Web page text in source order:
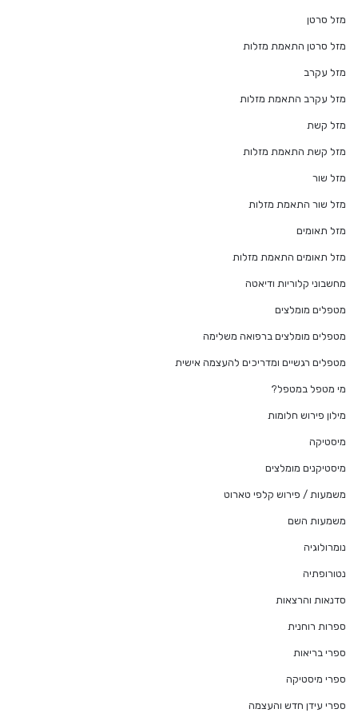
מזל סרטן
מזל סרטן התאמת מזלות
מזל עקרב
מזל עקרב התאמת מזלות
מזל קשת
מזל קשת התאמת מזלות
מזל שור
מזל שור התאמת מזלות
מזל תאומים
מזל תאומים התאמת מזלות
מחשבוני קלוריות ודיאטה
מטפלים מומלצים
מטפלים מומלצים ברפואה משלימה
מטפלים רגשיים ומדריכים להעצמה אישית
מי מטפל במטפל?
מילון פירוש חלומות
מיסטיקה
מיסטיקנים מומלצים
משמעות / פירוש קלפי טארוט
משמעות השם
נומרולוגיה
נטורופתיה
סדנאות והרצאות
ספרות רוחנית
ספרי בריאות
ספרי מיסטיקה
ספרי עידן חדש והעצמה